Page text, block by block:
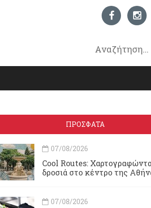
ΠΡΟΣΦΑΤΑ
07/08/2026
Cool Routes:
δροσιά στο κέντρο της
07/08/2026